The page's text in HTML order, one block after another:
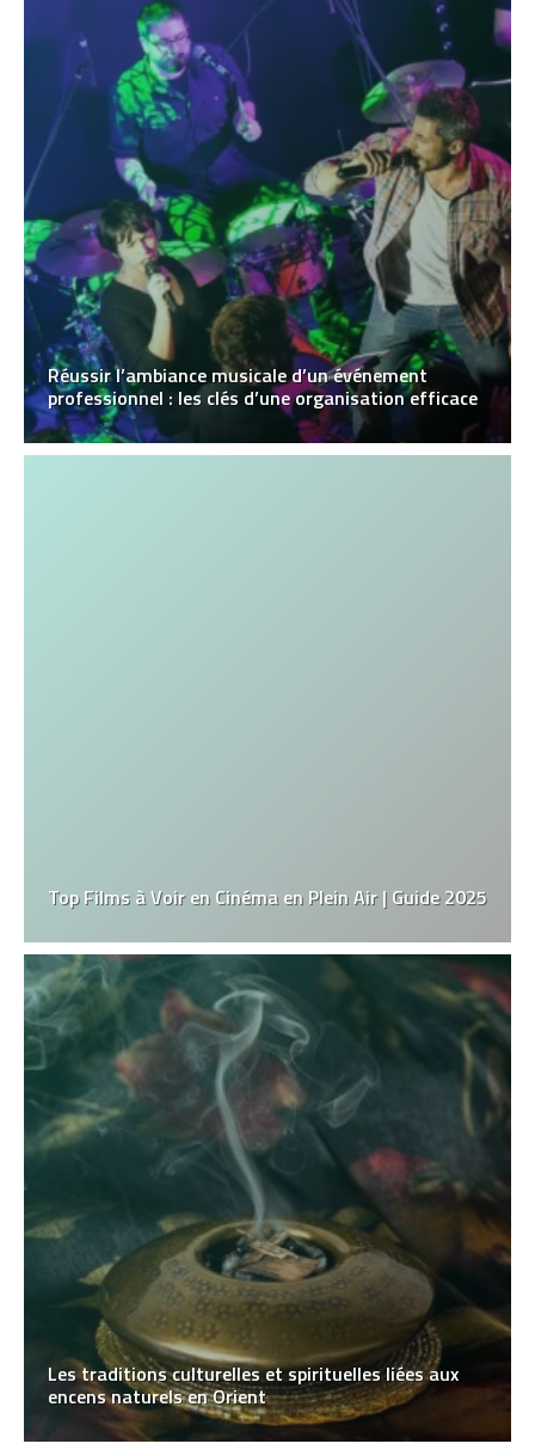
Réussir l’ambiance musicale d’un événement
professionnel : les clés d’une organisation efficace
Top Films à Voir en Cinéma en Plein Air | Guide 2025
Les traditions culturelles et spirituelles liées aux
encens naturels en Orient